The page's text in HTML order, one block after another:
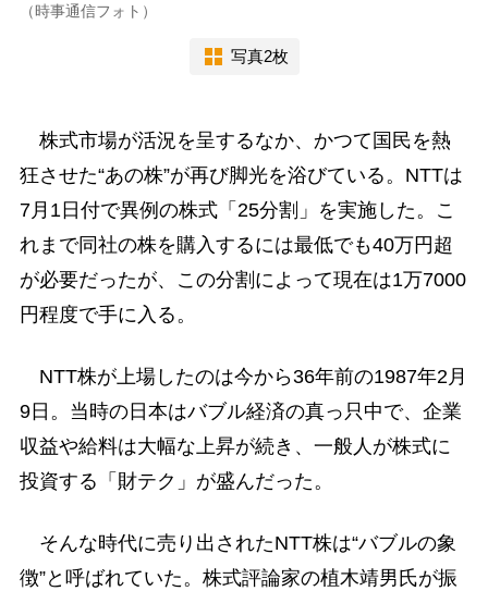
（時事通信フォト）
写真2枚
株式市場が活況を呈するなか、かつて国民を熱
狂させた“あの株”が再び脚光を浴びている。NTTは
7月1日付で異例の株式「25分割」を実施した。こ
れまで同社の株を購入するには最低でも40万円超
が必要だったが、この分割によって現在は1万7000
円程度で手に入る。
NTT株が上場したのは今から36年前の1987年2月
9日。当時の日本はバブル経済の真っ只中で、企業
収益や給料は大幅な上昇が続き、一般人が株式に
投資する「財テク」が盛んだった。
そんな時代に売り出されたNTT株は“バブルの象
徴”と呼ばれていた。株式評論家の植木靖男氏が振